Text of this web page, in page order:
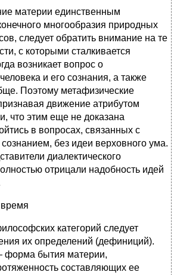
материи единственным
многообразия природных
следует обратить внимание на те
с которыми сталкивается
возникает вопрос о
и его сознания, а также
Поэтому метафизические
движение атрибутом
что этим еще не доказана
в вопросах, связанных с
без идеи верховного ума.
диалектического
отрицали надобность идей
категорий следует
их определений (дефиниций).
форма бытия материи,
составляющих ее